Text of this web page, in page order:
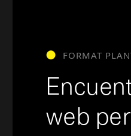
FORMAT
web